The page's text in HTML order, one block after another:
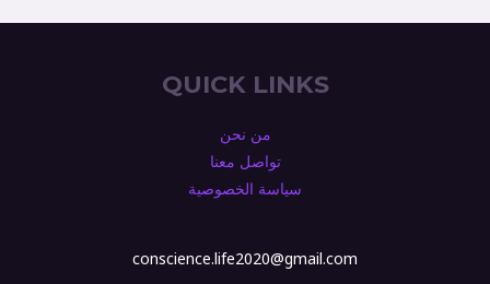
QUICK LINKS
من نحن
تواصل معنا
سياسة الخصوصية
conscience.life2020@gmail.com